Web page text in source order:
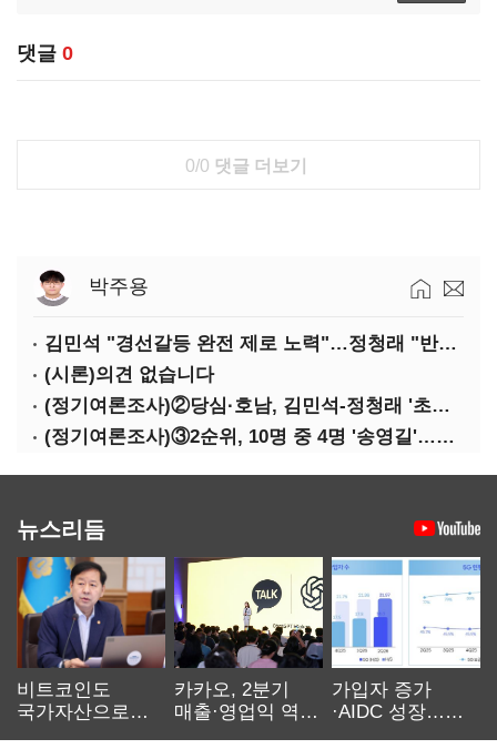
댓글 0
0/0 댓글 더보기
박주용
김민석 "경선갈등 완전 제로 노력"…정청래 "반명 공세 사과부터"
(시론)의견 없습니다
(정기여론조사)②당심·호남, 김민석-정청래 '초접전'
(정기여론조사)③2순위, 10명 중 4명 '송영길'…정청래 '한 자릿수'
뉴스리듬
비트코인도
국가자산으로…'
카카오, 2분기
매출·영업익 역대
가입자 증가
·AIDC 성장…